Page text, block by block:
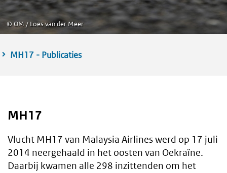
©OM / Loes van der Meer
MH17 - Publicaties
MH17
Vlucht MH17 van Malaysia Airlines werd op 17 juli
2014 neergehaald in het oosten van Oekraïne.
Daarbij kwamen alle 298 inzittenden om het